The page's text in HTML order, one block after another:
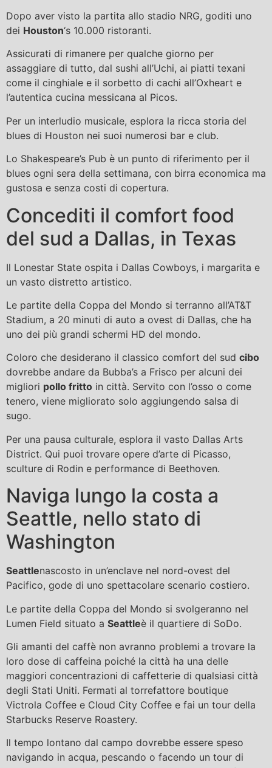
Dopo aver visto la partita allo stadio NRG, goditi uno
dei Houston‘s 10.000 ristoranti.
Assicurati di rimanere per qualche giorno per
assaggiare di tutto, dal sushi all’Uchi, ai piatti texani
come il cinghiale e il sorbetto di cachi all’Oxheart e
l’autentica cucina messicana al Picos.
Per un interludio musicale, esplora la ricca storia del
blues di Houston nei suoi numerosi bar e club.
Lo Shakespeare’s Pub è un punto di riferimento per il
blues ogni sera della settimana, con birra economica ma
gustosa e senza costi di copertura.
Concediti il ​​comfort food
del sud a Dallas, in Texas
Il Lonestar State ospita i Dallas Cowboys, i margarita e
un vasto distretto artistico.
Le partite della Coppa del Mondo si terranno all’AT&T
Stadium, a 20 minuti di auto a ovest di Dallas, che ha
uno dei più grandi schermi HD del mondo.
Coloro che desiderano il classico comfort del sud cibo
dovrebbe andare da Bubba’s a Frisco per alcuni dei
migliori pollo fritto in città. Servito con l’osso o come
tenero, viene migliorato solo aggiungendo salsa di
sugo.
Per una pausa culturale, esplora il vasto Dallas Arts
District. Qui puoi trovare opere d’arte di Picasso,
sculture di Rodin e performance di Beethoven.
Naviga lungo la costa a
Seattle, nello stato di
Washington
Seattlenascosto in un’enclave nel nord-ovest del
Pacifico, gode di uno spettacolare scenario costiero.
Le partite della Coppa del Mondo si svolgeranno nel
Lumen Field situato a Seattleè il quartiere di SoDo.
Gli amanti del caffè non avranno problemi a trovare la
loro dose di caffeina poiché la città ha una delle
maggiori concentrazioni di caffetterie di qualsiasi città
degli Stati Uniti. Fermati al torrefattore boutique
Victrola Coffee e Cloud City Coffee e fai un tour della
Starbucks Reserve Roastery.
Il tempo lontano dal campo dovrebbe essere speso
navigando in acqua, pescando o facendo un tour di